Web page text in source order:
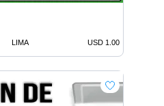
LIMA USD 1.00